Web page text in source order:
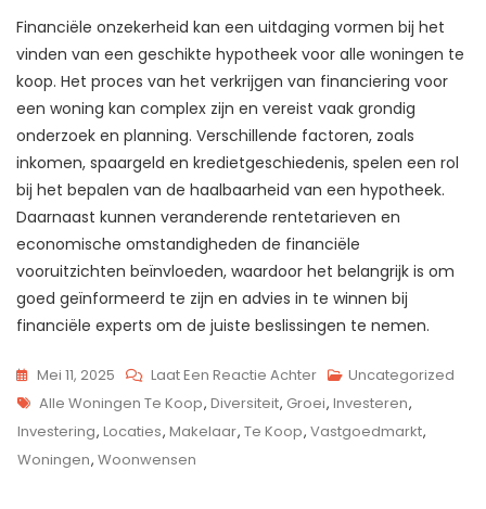
Financiële onzekerheid kan een uitdaging vormen bij het
vinden van een geschikte hypotheek voor alle woningen te
koop. Het proces van het verkrijgen van financiering voor
een woning kan complex zijn en vereist vaak grondig
onderzoek en planning. Verschillende factoren, zoals
inkomen, spaargeld en kredietgeschiedenis, spelen een rol
bij het bepalen van de haalbaarheid van een hypotheek.
Daarnaast kunnen veranderende rentetarieven en
economische omstandigheden de financiële
vooruitzichten beïnvloeden, waardoor het belangrijk is om
goed geïnformeerd te zijn en advies in te winnen bij
financiële experts om de juiste beslissingen te nemen.
Mei 11, 2025 Laat Een Reactie AchterOp
Ontdek
Het
Uncategorized
Tags
Alle Woningen Te Koop, Diversiteit, Groei, Investeren,
Investering, Locaties, Makelaar, Te Koop, Vastgoedmarkt,
Woningen, Woonwensen